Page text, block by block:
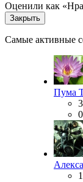
Оценили как
Закрыть
Самые активные
Пума